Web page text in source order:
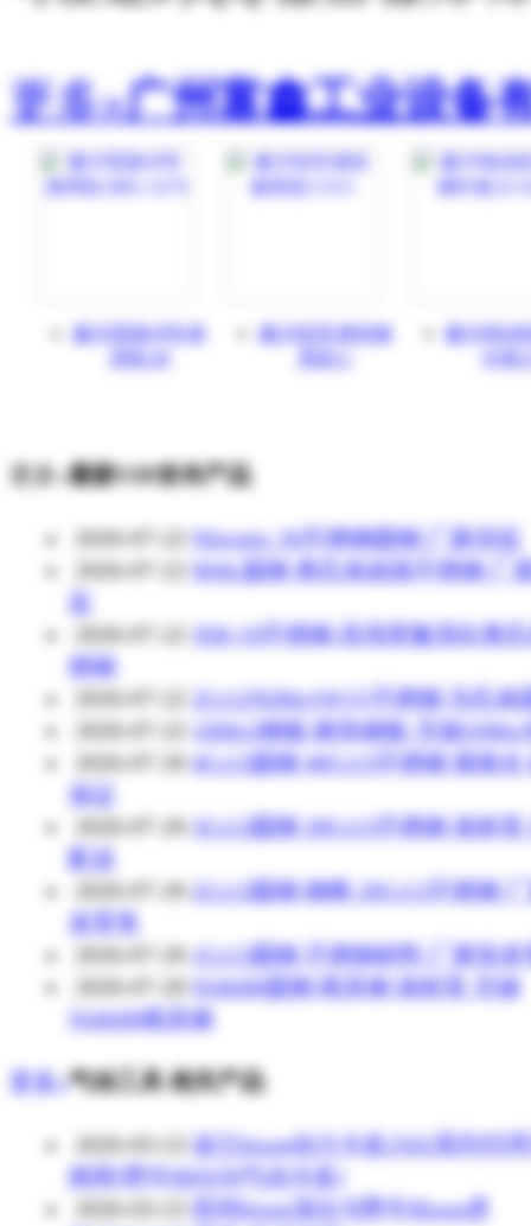
更多»广州富鑫工业设备
戴卡双脉冲车身
戴卡铝车身快修
戴卡电动
更多»最新VIP发布产品
Nitronic 50不锈钢圆钢 厂家供应
904L圆钢 奥氏体超级不锈钢 厂
应
XM-19不锈钢 高强度氮强化奥
锈钢
2Cr12NiMo1W1V不锈钢 马氏体
16Mo3钢板 耐热钢板 无锡
4Cr13圆钢 40Cr13不锈钢 规格全
保证
3Cr13圆钢 30Cr13不锈钢 保材质
配送
2Cr13圆钢 钢棒 20Cr13不锈钢
发零售
1Cr13圆钢 不锈钢材料 厂家批发
NAK80圆钢 模具钢 保材质 无锡
NAK80模具钢
更多»气动工具 相关产品
波兰bison动力卡盘2502系列代
精密(野牛BISON气动卡盘)
郑州bison顶尖与野牛Bison虎